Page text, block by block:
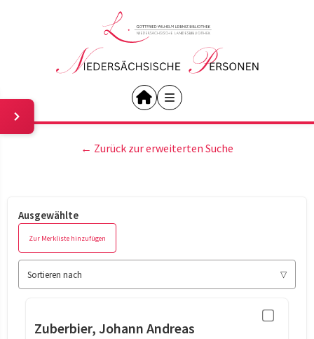
← Zurück zur erweiterten Suche
Ausgewählte
Zur Merkliste hinzufügen
Sortieren nach
Zuberbier, Johann Andreas